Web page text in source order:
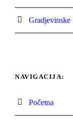
Gradjevinske
NAVIGACIJA:
Početna